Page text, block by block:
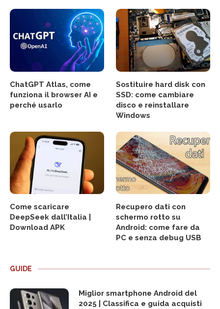
ChatGPT Atlas, come
funziona il browser AI e
perché usarlo
Sostituire hard disk con
SSD: come cambiare
disco e reinstallare
Windows
Come scaricare
DeepSeek dall’Italia |
Download APK
Recupero dati con
schermo rotto su
Android: come fare da
PC e senza debug USB
GUIDE
Miglior smartphone Android del
2025 | Classifica e guida acquisti